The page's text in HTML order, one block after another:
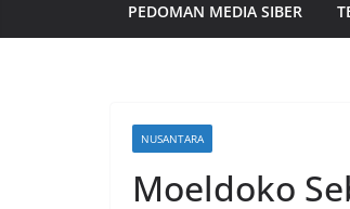
PEDOMAN MEDIA SIBER
NUSANTARA
Moeldoko